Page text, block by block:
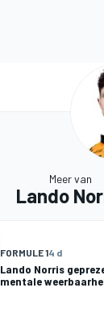
Meer van
Lando
FORMULE 14 d
Lando Norris
mentale